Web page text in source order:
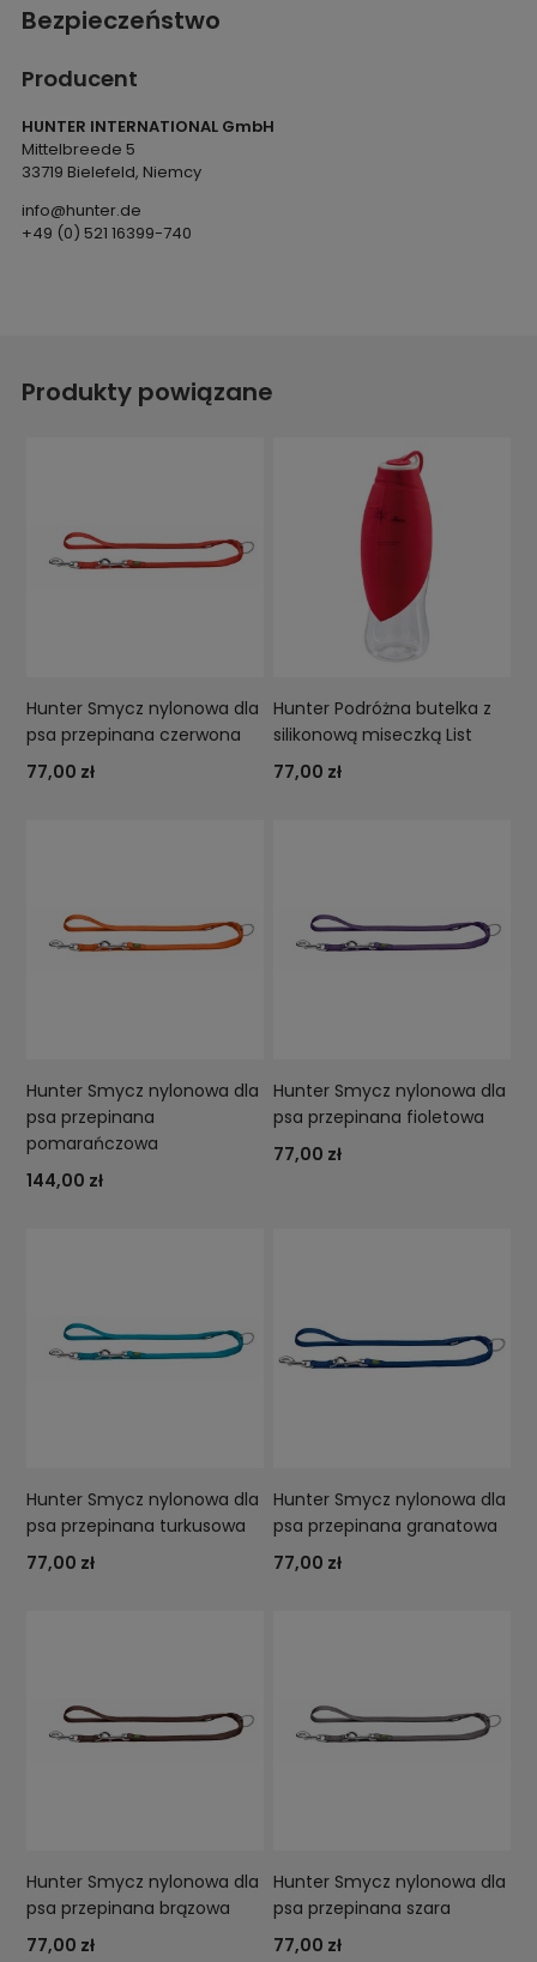
Bezpieczeństwo
Producent
HUNTER INTERNATIONAL GmbH
Mittelbreede 5
33719 Bielefeld, Niemcy
info@hunter.de
+49 (0) 521 16399-740
Produkty powiązane
Hunter Smycz nylonowa dla
psa przepinana czerwona
77,00 zł
Hunter Podróżna butelka z
silikonową miseczką List
77,00 zł
Hunter Smycz nylonowa dla
psa przepinana
pomarańczowa
144,00 zł
Hunter Smycz nylonowa dla
psa przepinana fioletowa
77,00 zł
Hunter Smycz nylonowa dla
psa przepinana turkusowa
77,00 zł
Hunter Smycz nylonowa dla
psa przepinana granatowa
77,00 zł
Hunter Smycz nylonowa dla
psa przepinana brązowa
77,00 zł
Hunter Smycz nylonowa dla
psa przepinana szara
77,00 zł